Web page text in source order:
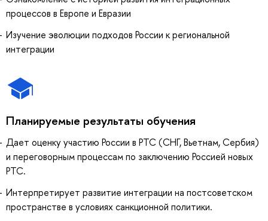
процессов в Европе и Евразии
Изучение эволюции подходов России к региональной
интеграции
Планируемые результаты обучения
Дает оценку участию России в РТС (СНГ, Вьетнам, Сербия)
и переговорным процессам по заключению Россией новых
РТС.
Интерпретирует развитие интеграции на постсоветском
пространстве в условиях санкционной политики.